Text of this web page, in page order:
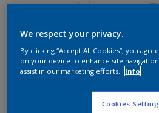
Op dit moment is het niet
te bestellen. Houd de website in
er hard aan om de voorraad aan
We respect your privacy.
By clicking “Accept All Cookies”, you
on your device to enhance site
assist in our marketing efforts.
Info
Cookies